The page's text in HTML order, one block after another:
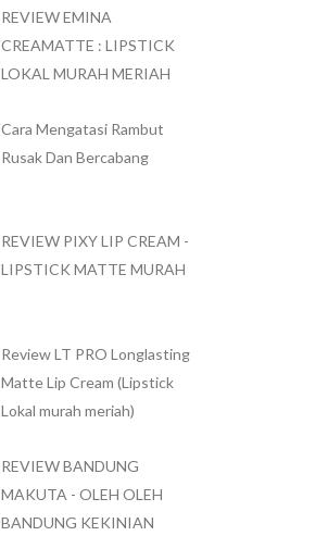
REVIEW EMINA
CREAMATTE : LIPSTICK
LOKAL MURAH MERIAH
Cara Mengatasi Rambut
Rusak Dan Bercabang
REVIEW PIXY LIP CREAM -
LIPSTICK MATTE MURAH
Review LT PRO Longlasting
Matte Lip Cream (Lipstick
Lokal murah meriah)
REVIEW BANDUNG
MAKUTA - OLEH OLEH
BANDUNG KEKINIAN